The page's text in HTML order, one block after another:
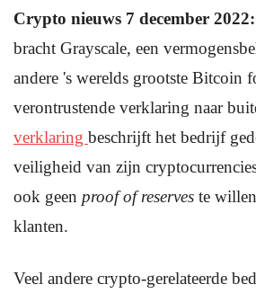
Crypto nieuws 7 december 2022:
bracht Grayscale, een
andere 's werelds grootste Bitcoin
verontrustende verklaring naar
verklaring beschrijft het bedrijf
veiligheid van zijn
ook geen proof of reserves te
klanten.
Veel andere crypto-gerelateerde